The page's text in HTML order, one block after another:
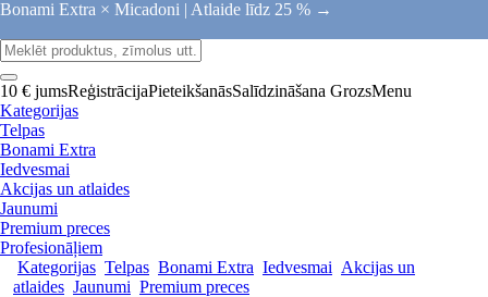
Bonami Extra × Micadoni | Atlaide līdz 25 % →
10 € jumsReģistrācijaPieteikšanāsSalīdzināšana GrozsMenu
Kategorijas
Telpas
Bonami Extra
Iedvesmai
Akcijas un atlaides
Jaunumi
Premium preces
Profesionāļiem
Kategorijas Telpas Bonami Extra Iedvesmai Akcijas un
atlaides Jaunumi Premium preces